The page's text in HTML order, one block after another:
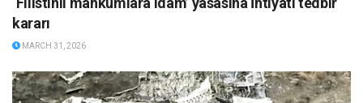
kararı
MARCH 31, 2026